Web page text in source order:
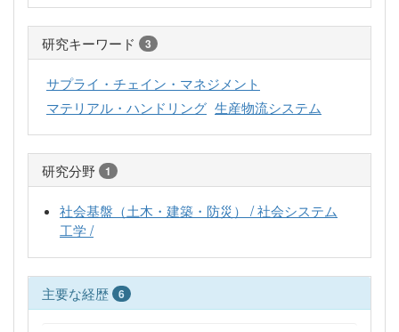
研究キーワード 3
サプライ・チェイン・マネジメント
マテリアル・ハンドリング 生産物流システム
研究分野 1
社会基盤（土木・建築・防災） / 社会システム
工学 /
主要な経歴 6